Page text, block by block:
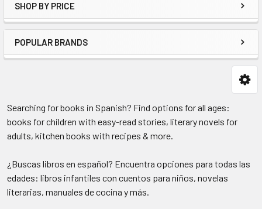
SHOP BY PRICE
POPULAR BRANDS
Searching for books in Spanish? Find options for all ages:
books for children with easy-read stories, literary novels for
adults, kitchen books with recipes & more.
¿Buscas libros en español? Encuentra opciones para todas las
edades: libros infantiles con cuentos para niños, novelas
literarias, manuales de cocina y más.